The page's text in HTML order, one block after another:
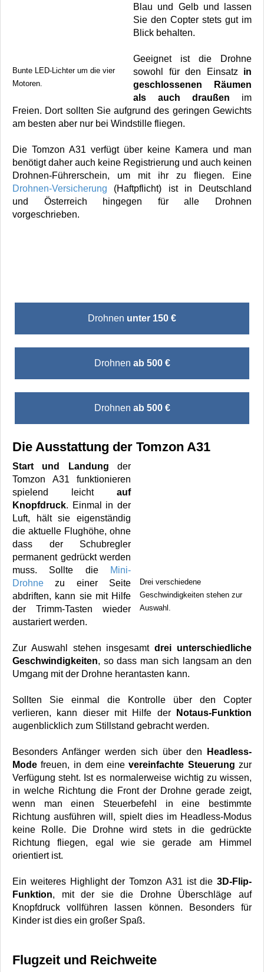
Bunte LED-Lichter um die vier
Motoren.
Blau und Gelb und lassen
Sie den Copter stets gut im
Blick behalten.
Geeignet ist die Drohne
sowohl für den Einsatz in
geschlossenen Räumen
als auch draußen im
Freien. Dort sollten Sie aufgrund des geringen Gewichts
am besten aber nur bei Windstille fliegen.
Die Tomzon A31 verfügt über keine Kamera und man
benötigt daher auch keine Registrierung und auch keinen
Drohnen-Führerschein, um mit ihr zu fliegen. Eine
Drohnen-Versicherung (Haftpflicht) ist in Deutschland
und Österreich hingegen für alle Drohnen
vorgeschrieben.
Drohnen unter 150 €
Drohnen ab 500 €
Drohnen ab 500 €
Die Ausstattung der Tomzon A31
Drei verschiedene
Geschwindigkeiten stehen zur
Auswahl.
Start und Landung der
Tomzon A31 funktionieren
spielend leicht auf
Knopfdruck. Einmal in der
Luft, hält sie eigenständig
die aktuelle Flughöhe, ohne
dass der Schubregler
permanent gedrückt werden
muss. Sollte die
Mini-
Drohne zu einer Seite
abdriften, kann sie mit Hilfe
der Trimm-Tasten wieder
austariert werden.
Zur Auswahl stehen insgesamtdrei unterschiedliche
Geschwindigkeiten, so dass man sich langsam an den
Umgang mit der Drohne herantasten kann.
Sollten Sie einmal die Kontrolle über den Copter
verlieren, kann dieser mit Hilfe der
Notaus-Funktion
augenblicklich zum Stillstand gebracht werden.
Besonders Anfänger werden sich über den
Headless-
Mode freuen, in dem einevereinfachte Steuerung zur
Verfügung steht. Ist es normalerweise wichtig zu wissen,
in welche Richtung die Front der Drohne gerade zeigt,
wenn man einen Steuerbefehl in eine bestimmte
Richtung ausführen will, spielt dies im Headless-Modus
keine Rolle. Die Drohne wird stets in die gedrückte
Richtung fliegen, egal wie sie gerade am Himmel
orientiert ist.
Ein weiteres Highlight der Tomzon A31 ist die 3D-Flip-
Funktion, mit der sie die Drohne Überschläge auf
Knopfdruck vollführen lassen können. Besonders für
Kinder ist dies ein großer Spaß.
Flugzeit und Reichweite